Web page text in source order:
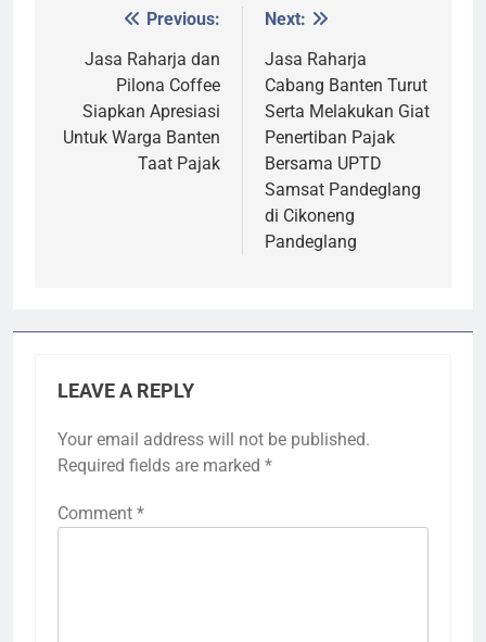
navigation
Previous:
Jasa Raharja dan
Pilona Coffee
Siapkan Apresiasi
Untuk Warga Banten
Taat Pajak
Next:
Jasa Raharja
Cabang Banten Turut
Serta Melakukan Giat
Penertiban Pajak
Bersama UPTD
Samsat Pandeglang
di Cikoneng
Pandeglang
LEAVE A REPLY
Your email address will not be published.
Required fields are marked *
Comment *